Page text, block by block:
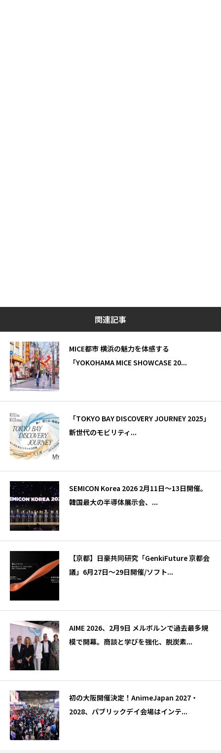
関連記事
MICE都市 横浜の魅力を体感する
「YOKOHAMA MICE SHOWCASE 20...
「TOKYO BAY DISCOVERY JOURNEY 2025」
新世代のモビリティ...
SEMICON Korea 2026 2月11日～13日開催。
韓国最大の半導体展示会、...
【京都】日豪共同研究「GenkiFuture 京都会
議」6月27日～29日開催/ソフト...
AIME 2026、2月9日 メルボルンで過去最多規
模で開幕。商談と学びを強化、脱炭素...
初の大阪開催決定！AnimeJapan 2027・
2028、パブリックデイ会場はインテ...